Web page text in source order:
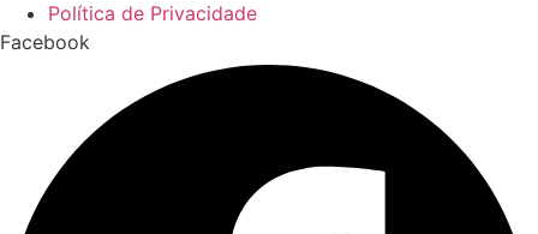
Política de Privacidade
Facebook